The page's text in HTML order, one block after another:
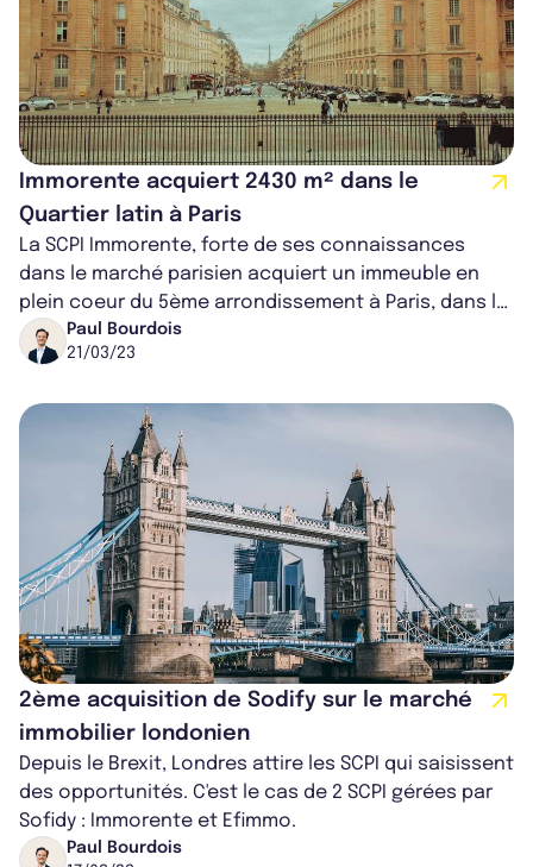
Immorente acquiert 2430 m² dans le
Quartier latin à Paris
La SCPI Immorente, forte de ses connaissances
dans le marché parisien acquiert un immeuble en
plein coeur du 5ème arrondissement à Paris, dans le
très célèbre Quartier Latin. L'act...
Paul Bourdois
21/03/23
2ème acquisition de Sodify sur le marché
immobilier londonien
Depuis le Brexit, Londres attire les SCPI qui saisissent
des opportunités. C'est le cas de 2 SCPI gérées par
Sofidy : Immorente et Efimmo.
Paul Bourdois